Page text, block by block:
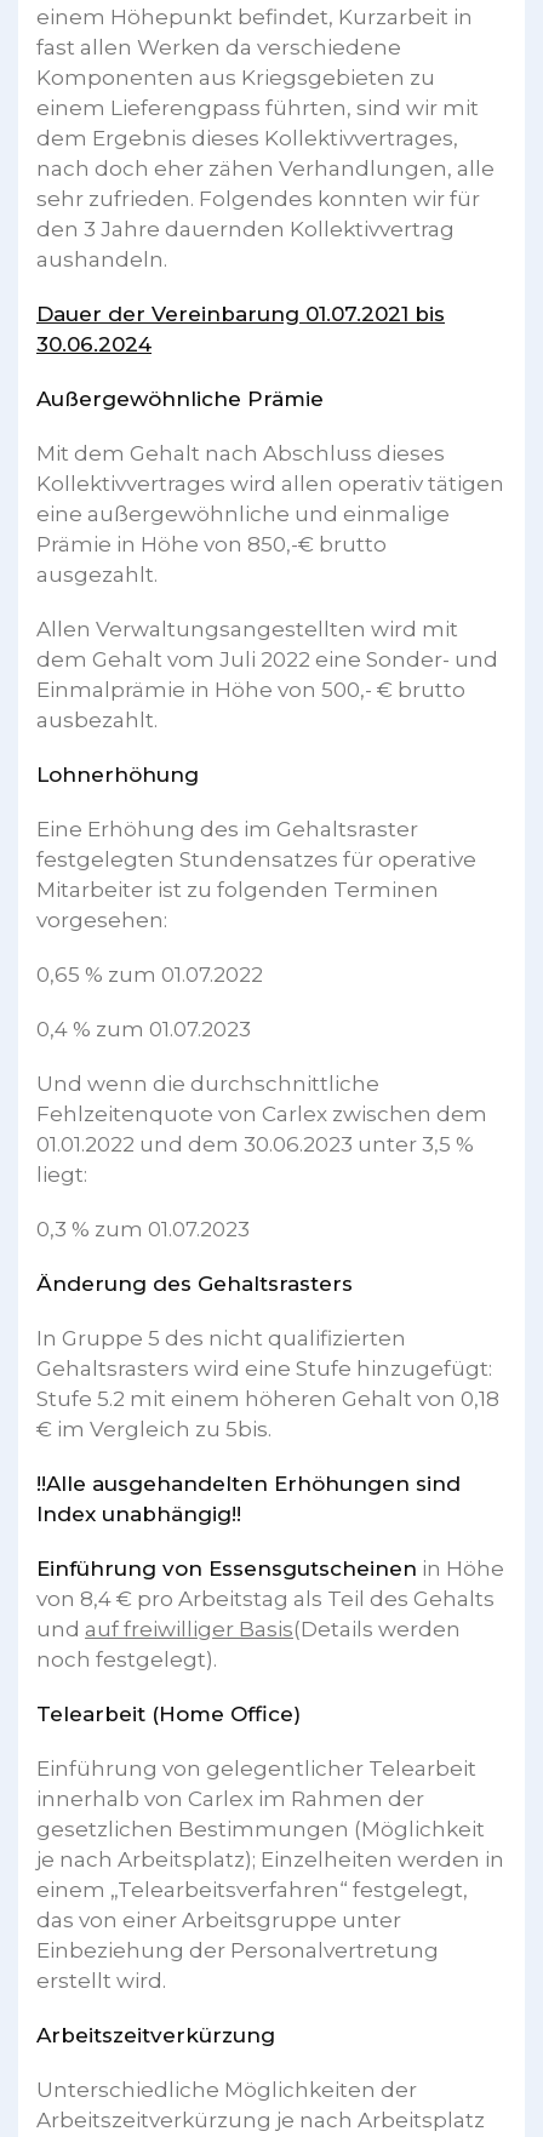
einem Höhepunkt befindet, Kurzarbeit in
fast allen Werken da verschiedene
Komponenten aus Kriegsgebieten zu
einem Lieferengpass führten, sind wir mit
dem Ergebnis dieses Kollektivvertrages,
nach doch eher zähen Verhandlungen, alle
sehr zufrieden. Folgendes konnten wir für
den 3 Jahre dauernden Kollektivvertrag
aushandeln.
Dauer der Vereinbarung 01.07.2021 bis
30.06.2024
Außergewöhnliche Prämie
Mit dem Gehalt nach Abschluss dieses
Kollektivvertrages wird allen operativ tätigen
eine außergewöhnliche und einmalige
Prämie in Höhe von 850,-€ brutto
ausgezahlt.
Allen Verwaltungsangestellten wird mit
dem Gehalt vom Juli 2022 eine Sonder- und
Einmalprämie in Höhe von 500,- € brutto
ausbezahlt.
Lohnerhöhung
Eine Erhöhung des im Gehaltsraster
festgelegten Stundensatzes für operative
Mitarbeiter ist zu folgenden Terminen
vorgesehen:
0,65 % zum 01.07.2022
0,4 % zum 01.07.2023
Und wenn die durchschnittliche
Fehlzeitenquote von Carlex zwischen dem
01.01.2022 und dem 30.06.2023 unter 3,5 %
liegt:
0,3 % zum 01.07.2023
Änderung des Gehaltsrasters
In Gruppe 5 des nicht qualifizierten
Gehaltsrasters wird eine Stufe hinzugefügt:
Stufe 5.2 mit einem höheren Gehalt von 0,18
€ im Vergleich zu 5bis.
!!Alle ausgehandelten Erhöhungen sind
Index unabhängig!!
Einführung von Essensgutscheinen in Höhe
von 8,4 € pro Arbeitstag als Teil des Gehalts
und auf freiwilliger Basis(Details werden
noch festgelegt).
Telearbeit (Home Office)
Einführung von gelegentlicher Telearbeit
innerhalb von Carlex im Rahmen der
gesetzlichen Bestimmungen (Möglichkeit
je nach Arbeitsplatz); Einzelheiten werden in
einem „Telearbeitsverfahren“ festgelegt,
das von einer Arbeitsgruppe unter
Einbeziehung der Personalvertretung
erstellt wird.
Arbeitszeitverkürzung
Unterschiedliche Möglichkeiten der
Arbeitszeitverkürzung je nach Arbeitsplatz